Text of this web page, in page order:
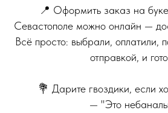
📍 Оформить заказ на
Севастополе можно онлайн —
Всё просто: выбрали, оплатили,
отправкой, и
💐 Дарите гвоздики, если
— "Это